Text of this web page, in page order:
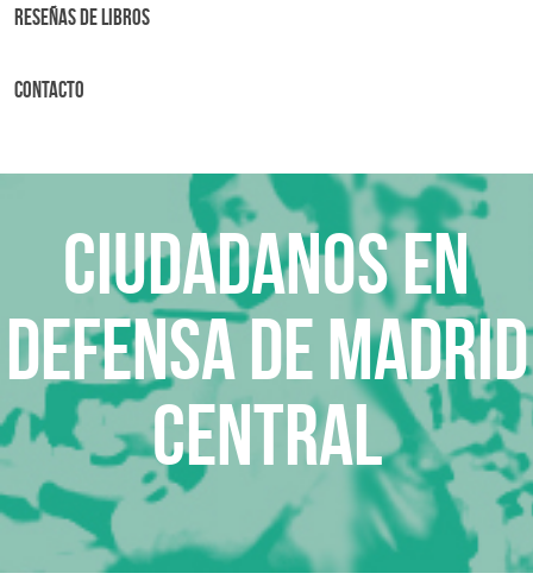
Reseñas de libros
Contacto
Ciudadanos en
defensa de Madrid
Central